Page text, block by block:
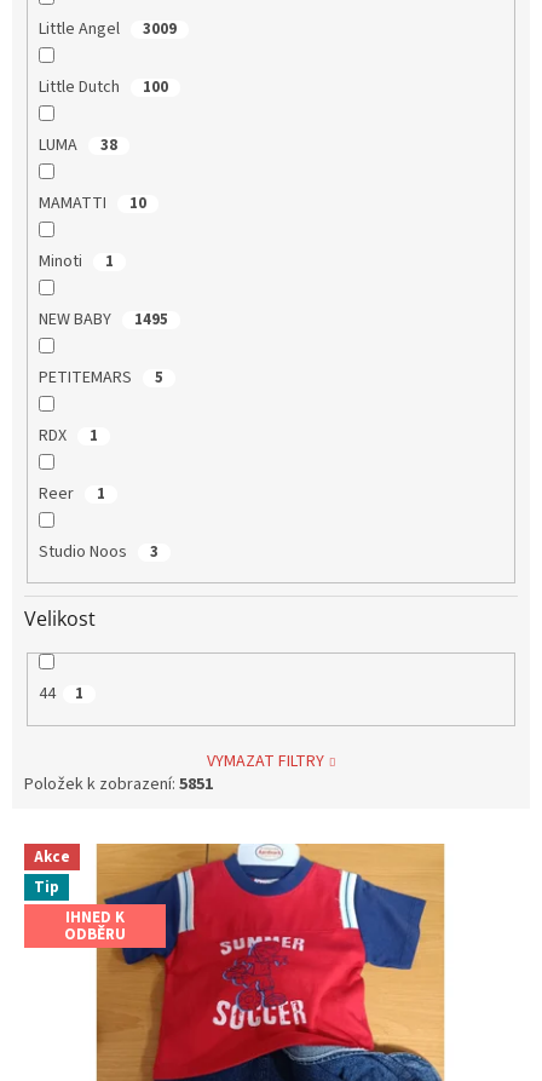
Little Angel 3009
Little Dutch 100
LUMA 38
MAMATTI 10
Minoti 1
NEW BABY 1495
PETITEMARS 5
RDX 1
Reer 1
Studio Noos 3
Velikost
44 1
VYMAZAT FILTRY
Položek k zobrazení: 5851
V
p
Akce
Tip
IHNED K
ODBĚRU